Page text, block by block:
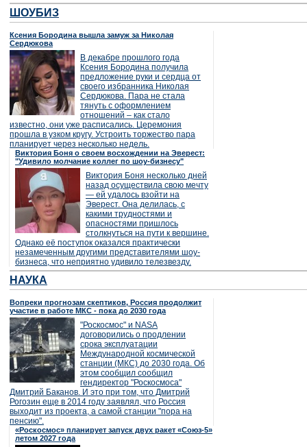
ШОУБИЗ
Ксения Бородина вышла замуж за Николая
Сердюкова
В декабре прошлого года
Ксения Бородина получила
предложение руки и сердца от
своего избранника Николая
Сердюкова. Пара не стала
тянуть с оформлением
отношений – как стало
известно, они уже расписались. Церемония
прошла в узком кругу. Устроить торжество пара
планирует через несколько недель.
Виктория Боня о своем восхождении на Эверест:
"Удивило молчание коллег по шоу-бизнесу"
Виктория Боня несколько дней
назад осуществила свою мечту
— ей удалось взойти на
Эверест. Она делилась, с
какими трудностями и
опасностями пришлось
столкнуться на пути к вершине.
Однако её поступок оказался практически
незамеченным другими представителями шоу-
бизнеса, что неприятно удивило телезвезду.
НАУКА
Вопреки прогнозам скептиков, Россия продолжит
участие в работе МКС - пока до 2030 года
"Роскосмос" и NASA
договорились о продлении
срока эксплуатации
Международной космической
станции (МКС) до 2030 года. Об
этом сообщил сообщил
гендиректор "Роскосмоса"
Дмитрий Баканов. И это при том, что Дмитрий
Рогозин еще в 2014 году заявлял, что Россия
выходит из проекта, а самой станции "пора на
пенсию".
«Роскосмос» планирует запуск двух ракет «Союз-5»
летом 2027 года